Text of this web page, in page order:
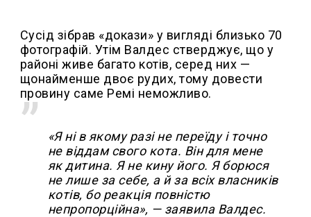
Сусід зібрав «докази» у вигляді близько 70
фотографій. Утім Валдес стверджує, що у
районі живе багато котів, серед них —
щонайменше двоє рудих, тому довести
провину саме Ремі неможливо.
«Я ні в якому разі не переїду і точно
не віддам свого кота. Він для мене
як дитина. Я не кину його. Я борюся
не лише за себе, а й за всіх власників
котів, бо реакція повністю
непропорційна», — заявила Валдес.